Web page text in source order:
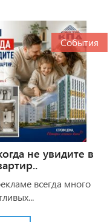
События
не увидите в
всегда много